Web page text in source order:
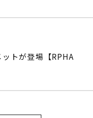
トが登場【RPHA